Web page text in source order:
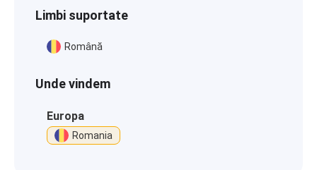
Limbi suportate
Română
Unde vindem
Europa
Romania